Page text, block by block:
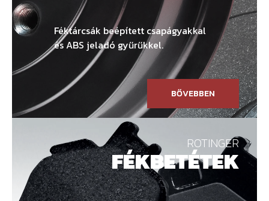
Féktárcsák beépített csapágyakkal
és ABS jeladó gyűrűkkel.
BŐVEBBEN
ROTINGER
FÉKBETÉTEK